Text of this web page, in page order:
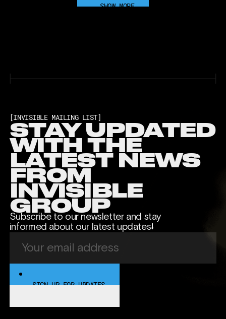
SHOW MORE
[INVISIBLE MAILING LIST]
STAY UPDATED
WITH THE
LATEST NEWS
FROM
INVISIBLE
GROUP
Subscribe to our newsletter and stay
informed about our latest updates⭣
SIGN UP FOR UPDATES